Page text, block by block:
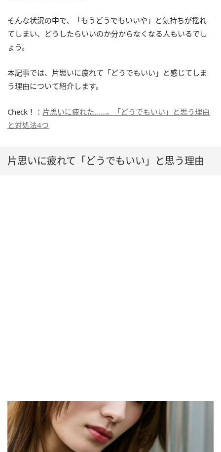
そんな状況の中で、「もうどうでもいいや」と気持ちが揺れ
てしまい、どうしたらいいのか分からなくなる人もいるでし
ょう。
本記事では、片思いに疲れて「どうでもいい」と感じてしま
う理由について紹介します。
Check！： 片思いに疲れた……。「どうでもいい」と思う理由
と対処法4つ
片思いに疲れて「どうでもいい」と思う理由